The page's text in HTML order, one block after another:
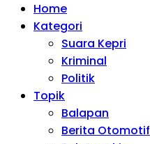
Home
Kategori
Suara Kepri
Kriminal
Politik
Topik
Balapan
Berita Otomotif